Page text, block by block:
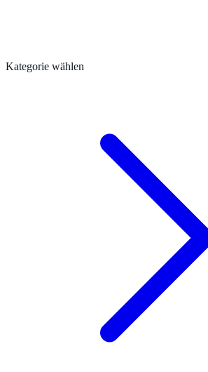
Kategorie wählen